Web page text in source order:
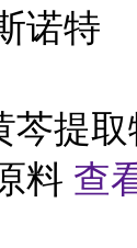
诺特
芩提
料 查